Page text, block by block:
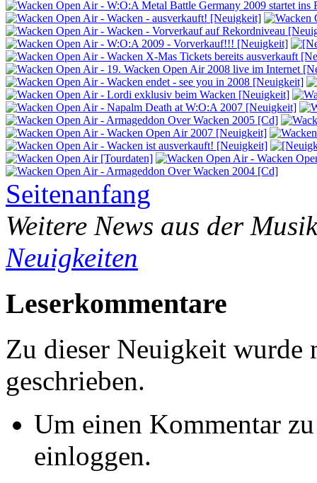
Seitenanfang
Weitere News aus der
Neuigkeiten
Leserkommentare
Zu dieser Neuigkeit wurde
geschrieben.
Um einen Kommentar
einloggen.